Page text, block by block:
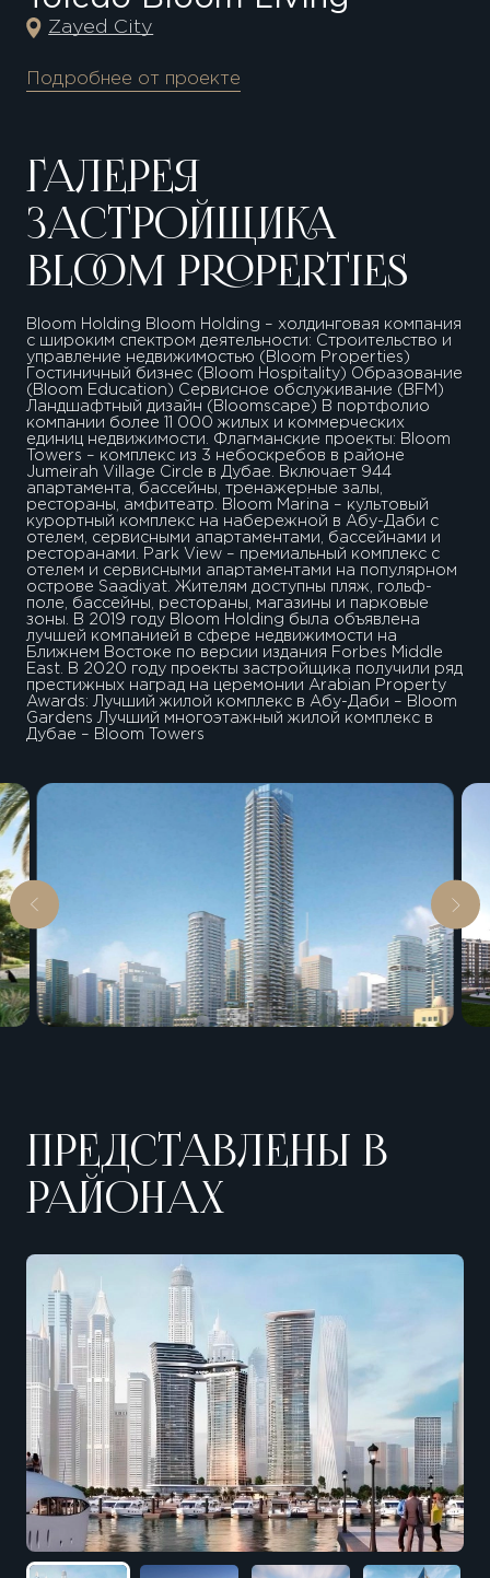
Zayed City
Подробнее от проекте
ГАЛЕРЕЯ
ЗАСТРОЙЩИКА
BLOOM PROPERTIES
Bloom Holding Bloom Holding – холдинговая компания
с широким спектром деятельности: Строительство и
управление недвижимостью (Bloom Properties)
Гостиничный бизнес (Bloom Hospitality) Образование
(Bloom Education) Сервисное обслуживание (BFM)
Ландшафтный дизайн (Bloomscape) В портфолио
компании более 11 000 жилых и коммерческих
единиц недвижимости. Флагманские проекты: Bloom
Towers – комплекс из 3 небоскребов в районе
Jumeirah Village Circle в Дубае. Включает 944
апартамента, бассейны, тренажерные залы,
рестораны, амфитеатр. Bloom Marina – культовый
курортный комплекс на набережной в Абу-Даби с
отелем, сервисными апартаментами, бассейнами и
ресторанами. Park View – премиальный комплекс с
отелем и сервисными апартаментами на популярном
острове Saadiyat. Жителям доступны пляж, гольф-
поле, бассейны, рестораны, магазины и парковые
зоны. В 2019 году Bloom Holding была объявлена
лучшей компанией в сфере недвижимости на
Ближнем Востоке по версии издания Forbes Middle
East. В 2020 году проекты застройщика получили ряд
престижных наград на церемонии Arabian Property
Awards: Лучший жилой комплекс в Абу-Даби – Bloom
Gardens Лучший многоэтажный жилой комплекс в
Дубае – Bloom Towers
ПРЕДСТАВЛЕНЫ В
РАЙОНАХ